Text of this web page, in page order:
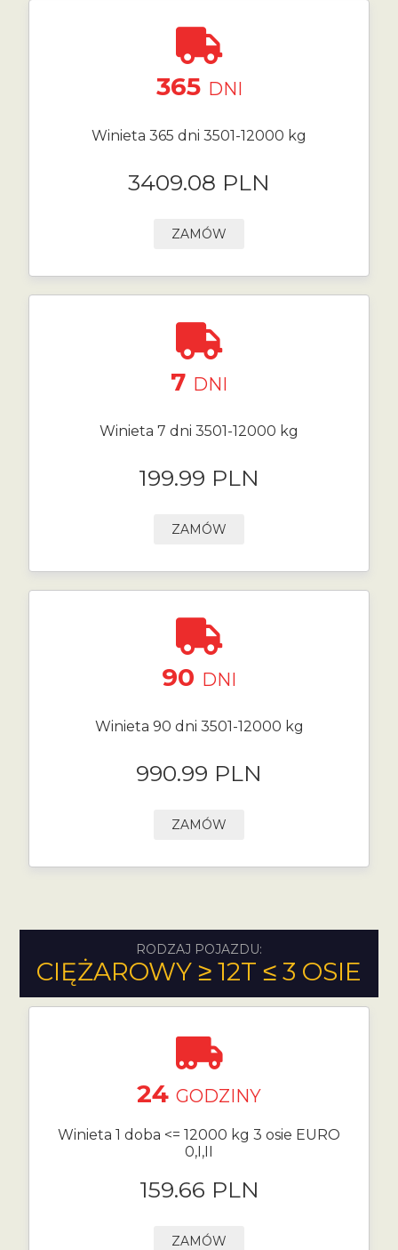
365 DNI
Winieta 365 dni 3501-12000 kg
3409.08 PLN
ZAMÓW
7 DNI
Winieta 7 dni 3501-12000 kg
199.99 PLN
ZAMÓW
90 DNI
Winieta 90 dni 3501-12000 kg
990.99 PLN
ZAMÓW
RODZAJ POJAZDU:
CIĘŻAROWY ≥ 12T ≤ 3 OSIE
24 GODZINY
Winieta 1 doba <= 12000 kg 3 osie EURO
0,I,II
159.66 PLN
ZAMÓW